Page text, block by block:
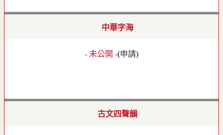
中華字海
- 未公開 -(申請)
古文四聲韻